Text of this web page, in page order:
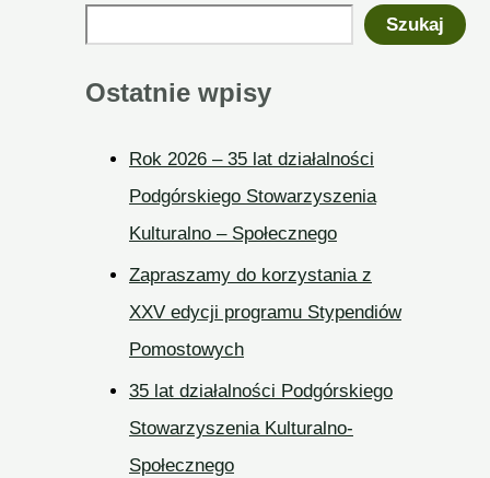
Szukaj
Ostatnie wpisy
Rok 2026 – 35 lat działalności
Podgórskiego Stowarzyszenia
Kulturalno – Społecznego
Zapraszamy do korzystania z
XXV edycji programu Stypendiów
Pomostowych
35 lat działalności Podgórskiego
Stowarzyszenia Kulturalno-
Społecznego